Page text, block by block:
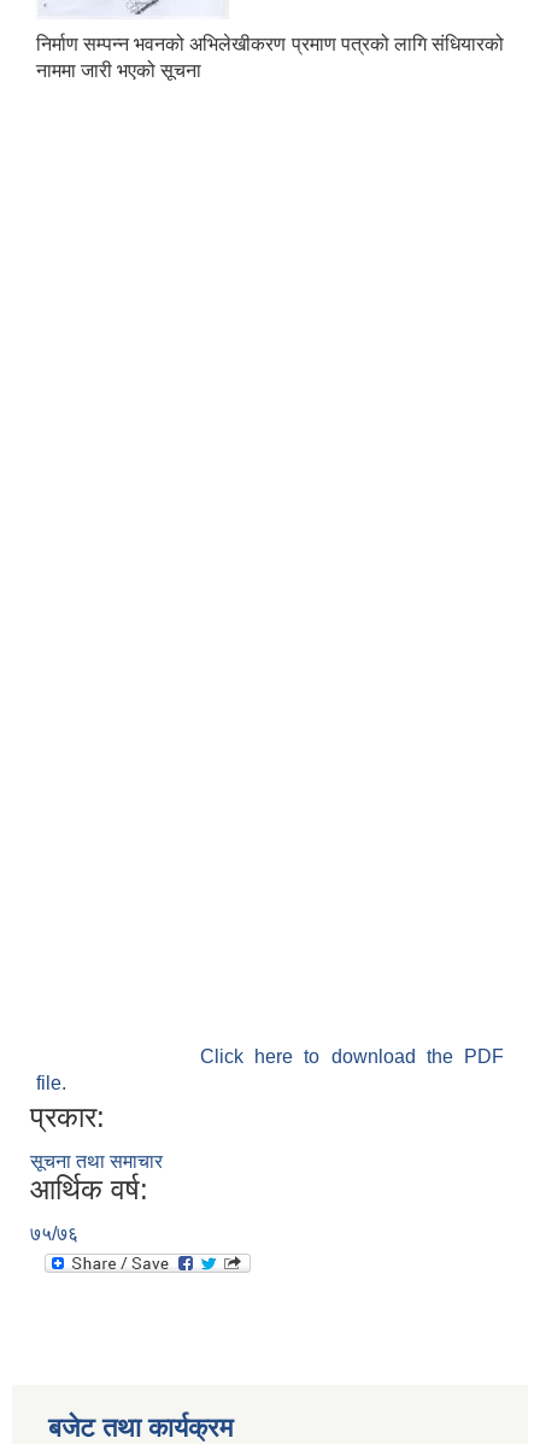
निर्माण सम्पन्न भवनको अभिलेखीकरण प्रमाण पत्रको लागि संधियारको
नाममा जारी भएको सूचना
Click here to download the PDF
file.
प्रकार:
सूचना तथा समाचार
आर्थिक वर्ष:
७५/७६
बजेट तथा कार्यक्रम